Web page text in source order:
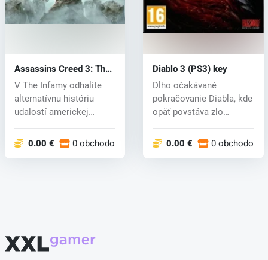
Assassins Creed 3: The
Infamy DLC (PS3) key
V The Infamy odhalíte
alternatívnu históriu
udalostí americkej
0.00 € 0 obchodoch
Diablo 3 (PS3) key
Dlho očakávané
pokračovanie Diabla, kde
opäť povstáva zlo
0.00 € 0 obchodoch